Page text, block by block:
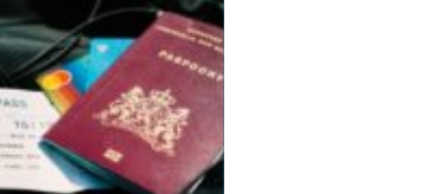
att allt blir rätt frå...